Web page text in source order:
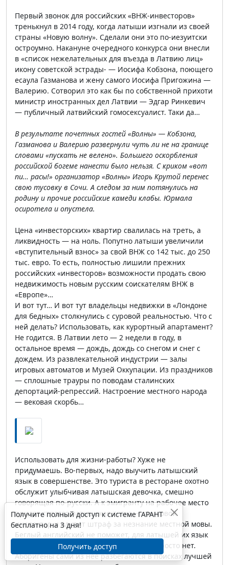
Первый звонок для российских «ВНЖ-инвесторов»
тренькнул в 2014 году, когда латыши изгнали из своей
страны «Новую волну». Сделали они это по-иезуитски
остроумно. Накануне очередного конкурса они внесли
в «список нежелательных для въезда в Латвию лиц»
икону советской эстрады- — Иосифа Кобзона, поющего
есаула Газманова и жену самого Иосифа Пригожина —
Валерию. Сотворил это как бы по собственной прихоти
министр иностранных дел Латвии — Эдгар Ринкевич
— публичный латвийский гомосексуалист. Таки да…
В результате почетных гостей «Волны» — Кобзона,
Газманова и Валерию развернули чуть ли не на границе
словами «пускать не велено». Большего оскорбления
российской богеме нанести было нельзя. С криком «вот
пи… расы!» организатор «Волны» Игорь Крутой перенес
свою тусовку в Сочи. А следом за ним потянулись на
родину и прочие российские камеди клабы. Юрмала
осиротела и опустела.
Цена «инвесторских» квартир свалилась на треть, а
ликвидность — на ноль. Попутно латыши увеличили
«вступительный взнос» за свой ВНЖ со 142 тыс. до 250
тыс. евро. То есть, полностью лишили прежних
российских «инвесторов» возможности продать свою
недвижимость новым русским соискателям ВНЖ в
«Европе»…
И вот тут… И вот тут владельцы недвижки в «Лондоне
для бедных» столкнулись с суровой реальностью. Что с
ней делать? Использовать, как курортный апартамент?
Не годится. В Латвии лето — 2 недели в году, в
остальное время — дождь, дождь со снегом и снег с
дождем. Из развлекательной индустрии — залы
игровых автоматов и Музей Оккупации. Из праздников
— сплошные трауры по поводам сталинских
депортаций-репрессий. Настроение местного народа
— вековая скорбь…
Использовать для жизни-работы? Хуже не
придумаешь. Во-первых, надо выучить латышский
язык в совершенстве. Это туриста в ресторане охотно
обслужит улыбчивая латышская девочка, смешно
говорящая по-русски. А к эмигранту на рабочее место
придет строгая латышская тетка — языковой
инспектор и влупит штраф за незнание местной мовы.
Беглый английский не поможет, для латышей их язык
— фетиш. Во-вторых, в Латвии работы просто нет.
Аборигены сами из нее разбегаются в поисках лучшей
Получите полный доступ к системе ГАРАНТ
бесплатно на 3 дня!
Получить доступ